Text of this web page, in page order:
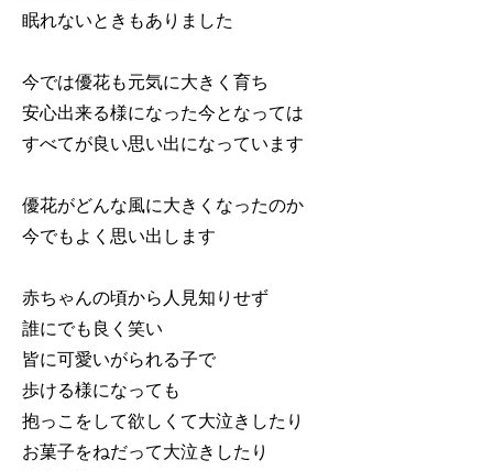
眠れないときもありました
今では優花も元気に大きく育ち
安心出来る様になった今となっては
すべてが良い思い出になっています
優花がどんな風に大きくなったのか
今でもよく思い出します
赤ちゃんの頃から人見知りせず
誰にでも良く笑い
皆に可愛いがられる子で
歩ける様になっても
抱っこをして欲しくて大泣きしたり
お菓子をねだって大泣きしたり